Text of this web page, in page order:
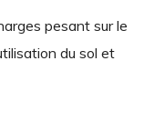
pesant sur le
du sol et